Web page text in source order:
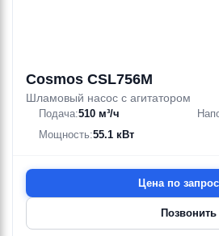
Cosmos CSL756M
Шламовый насос с агитатором
Подача:510 м³/ч
Мощность:55.1 кВт
Цена по
Позвонить